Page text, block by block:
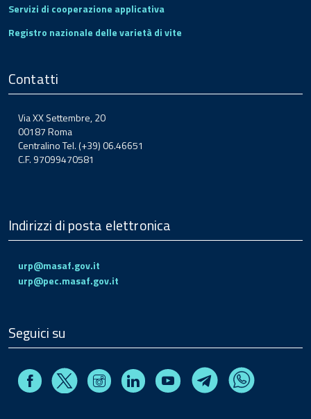
Servizi di cooperazione applicativa
Registro nazionale delle varietà di vite
Contatti
Via XX Settembre, 20
00187 Roma
Centralino Tel. (+39) 06.46651
C.F. 97099470581
Indirizzi di posta elettronica
urp@masaf.gov.it
urp@pec.masaf.gov.it
Seguici su
FacebookX InstagramLinkedin Youtube TelegramWhatsapp